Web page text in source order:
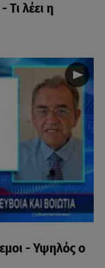
λέει η
- Υψηλός ο